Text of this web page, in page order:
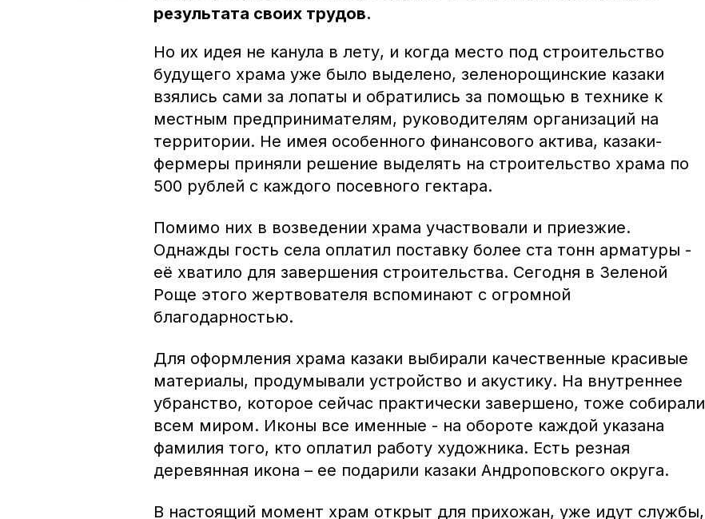
результата своих трудов.
Но их идея не канула в лету, и когда место под строительство
будущего храма уже было выделено, зеленорощинские казаки
взялись сами за лопаты и обратились за помощью в технике к
местным предпринимателям, руководителям организаций на
территории. Не имея особенного финансового актива, казаки-
фермеры приняли решение выделять на строительство храма по
500 рублей с каждого посевного гектара.
Помимо них в возведении храма участвовали и приезжие.
Однажды гость села оплатил поставку более ста тонн арматуры -
её хватило для завершения строительства. Сегодня в Зеленой
Роще этого жертвователя вспоминают с огромной
благодарностью.
Для оформления храма казаки выбирали качественные красивые
материалы, продумывали устройство и акустику. На внутреннее
убранство, которое сейчас практически завершено, тоже собирали
всем миром. Иконы все именные - на обороте каждой указана
фамилия того, кто оплатил работу художника. Есть резная
деревянная икона – ее подарили казаки Андроповского округа.
В настоящий момент храм открыт для прихожан, уже идут службы,